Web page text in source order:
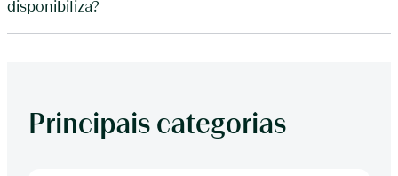
disponibiliza?
Principais categorias